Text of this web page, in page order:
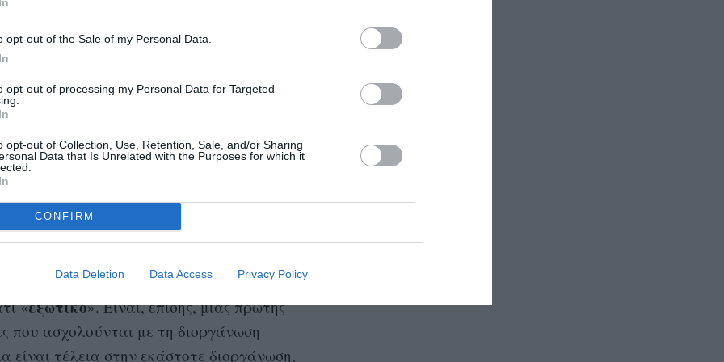
opt-out of the Sale of my Personal Data.
opt-out of processing my Personal Data for Targeted
opt-out of Collection, Use, Retention, Sale, and/or Sharing
Data that Is Unrelated with the Purposes for which it
CONFIRM
Data Deletion Data Access Privacy Policy
που ασκούν το συγκεκριμένο
Ομοσπονδίας Ποδοσφαίρου της Μεγάλης
το αντικείμενο πάνω από 2.000 γυναίκες,
σε λίγα χρόνια κατά 70%.
όμως περιστατικά όπως το προχτεσινό
τον οποίοδεν έχουν γίνει αποδεκτές
σε αυτό το επάγγελμα.
διαιτητή σε έναν σημαντικό αγώνα
«εξωτικό». Είναι, επίσης, μιας πρώτης
που ασχολούνται με τη διοργάνωση
τέλεια στην εκάστοτε διοργάνωση,